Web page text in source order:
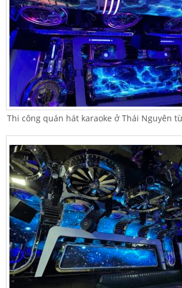
Thi công quán hát karaoke ở Thái Nguyên